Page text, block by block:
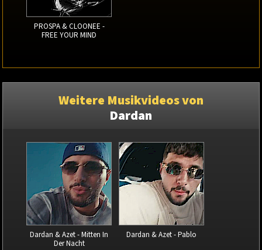
PROSPA & CLOONEE -
FREE YOUR MIND
Weitere Musikvideos von
Dardan
Dardan & Azet - Mitten In
Der Nacht
Dardan & Azet - Pablo